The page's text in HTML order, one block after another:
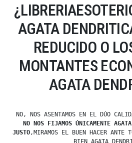
AGATA
REDUCIDO O
MONTANTES
AGATA
NO, NOS ASENTAMOS EN EL DÚO
NO NOS FIJAMOS ÚNICAMENTE
JUSTO,MIRAMOS EL BUEN HACER ANTE
BIEN AGATA